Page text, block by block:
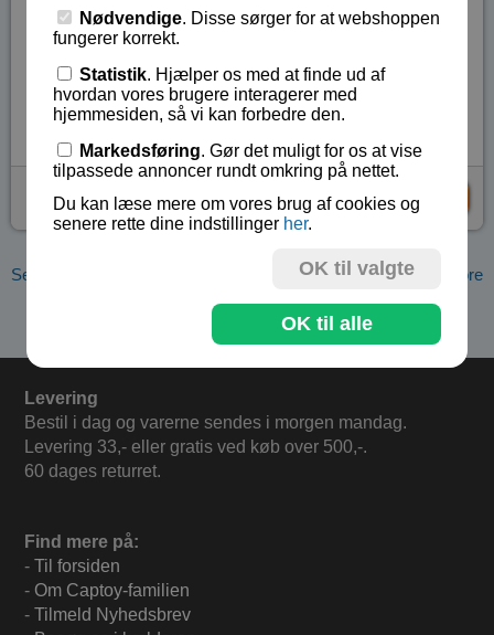
- blå, gul, brun og grøn.
Fra 3 år og opefter.
Lagerstatus:På lager
Vare nr.:ALL-68510
kr 129,- KØB
Se flere produkter i kategorien Perler, tegning, maling, sand, snore
og kalejdoskoper
Levering
Bestil i dag og varerne sendes i morgen mandag.
Levering 33,- eller gratis ved køb over 500,-.
60 dages returret.
Find mere på:
- Til forsiden
- Om Captoy-familien
- Tilmeld Nyhedsbrev
Nødvendige. Disse sørger for at webshoppen
fungerer korrekt.
Statistik. Hjælper os med at finde ud af
hvordan vores brugere interagerer med
hjemmesiden, så vi kan forbedre den.
Markedsføring. Gør det muligt for os at vise
tilpassede annoncer rundt omkring på nettet.
Du kan læse mere om vores brug af cookies og
senere rette dine indstillinger her.
OK til valgte
OK til alle